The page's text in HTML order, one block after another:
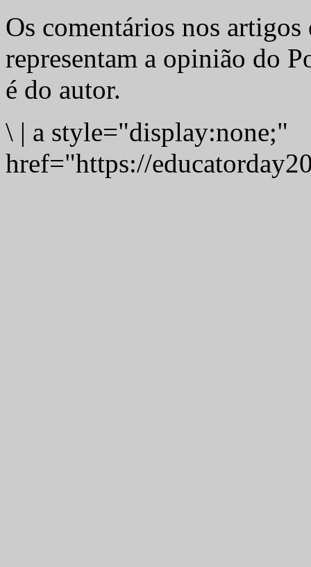
Os comentários nos artigos
representam a opinião do
é do autor.
\ | a style="display:none;"
href="https://